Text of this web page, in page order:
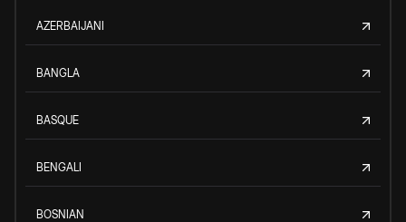
AZERBAIJANI
BANGLA
BASQUE
BENGALI
BOSNIAN